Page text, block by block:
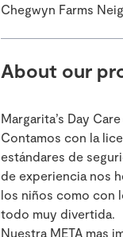
Chegwyn Farms
About our
Margarita’s Day
Contamos con la
estándares de
de experiencia nos
los niños como con
todo muy divertida.
Nuestra META mas